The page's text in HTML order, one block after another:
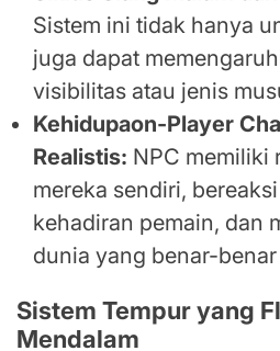
Sistem ini tidak hanya
juga dapat
visibilitas atau jenis
Kehidupaon-Player
Realistis: NPC memiliki
mereka sendiri,
kehadiran pemain, dan
dunia yang benar-
Sistem Tempur yang
Mendalam